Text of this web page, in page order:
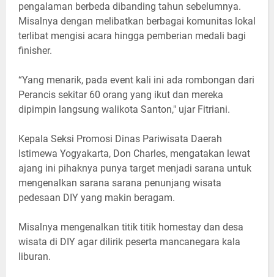
pengalaman berbeda dibanding tahun sebelumnya.
Misalnya dengan melibatkan berbagai komunitas lokal
terlibat mengisi acara hingga pemberian medali bagi
finisher.
“Yang menarik, pada event kali ini ada rombongan dari
Perancis sekitar 60 orang yang ikut dan mereka
dipimpin langsung walikota Santon," ujar Fitriani.
Kepala Seksi Promosi Dinas Pariwisata Daerah
Istimewa Yogyakarta, Don Charles, mengatakan lewat
ajang ini pihaknya punya target menjadi sarana untuk
mengenalkan sarana sarana penunjang wisata
pedesaan DIY yang makin beragam.
Misalnya mengenalkan titik titik homestay dan desa
wisata di DIY agar dilirik peserta mancanegara kala
liburan.